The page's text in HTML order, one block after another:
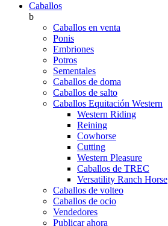
Caballos
b
Caballos en venta
Ponis
Embriones
Potros
Sementales
Caballos de doma
Caballos de salto
Caballos Equitación Western
Western Riding
Reining
Cowhorse
Cutting
Western Pleasure
Caballos de TREC
Versatility Ranch Horse
Caballos de volteo
Caballos de ocio
Vendedores
Publicar ahora